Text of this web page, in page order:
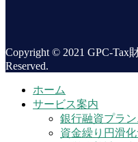
Copyright © 2021 GPC-Tax
Reserved.
ホーム
サービス案内
銀行融資プラ
資金繰り円滑